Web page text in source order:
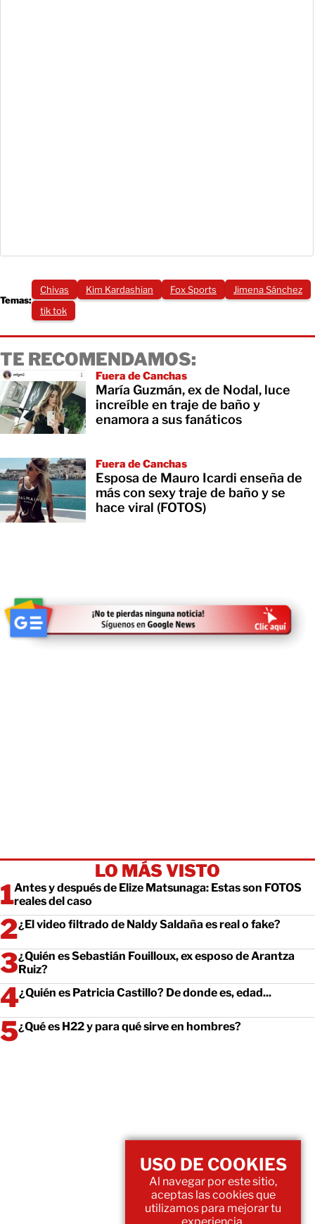
Temas:
Chivas Kim Kardashian Fox Sports
Jimena Sánchez
tik tok
TE RECOMENDAMOS:
Fuera de Canchas
María Guzmán, ex de Nodal, luce
increíble en traje de baño y
enamora a sus fanáticos
Fuera de Canchas
Esposa de Mauro Icardi enseña de
más con sexy traje de baño y se
hace viral (FOTOS)
LO MÁS VISTO
Antes y después de Elize Matsunaga: Estas son FOTOS
reales del caso
¿El video filtrado de Naldy Saldaña es real o fake?
¿Quién es Sebastián Fouilloux, ex esposo de Arantza
Ruiz?
¿Quién es Patricia Castillo? De donde es, edad...
¿Qué es H22 y para qué sirve en hombres?
USO DE COOKIES
Al navegar por este sitio,
aceptas las cookies que
utilizamos para mejorar tu